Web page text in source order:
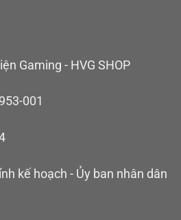
Gaming - HVG SHOP
001
kế hoạch - Ủy ban nhân dân